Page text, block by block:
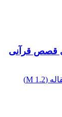
قصص قرآنی
(
1.2 M
)